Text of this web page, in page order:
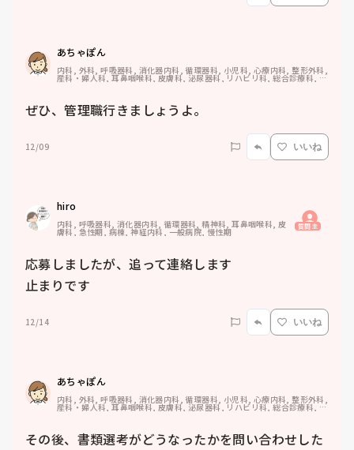
あちゃぽん
内科, 外科, 呼吸器科, 消化器内科, 循環器科, 小児科, 心療内科, 整形外科,
産科・婦人科, 耳鼻咽喉科, 皮膚科, 泌尿器科, リハビリ科, 総合診療科, 救
急科, 超急性期, ICU, CCU, HCU, その他の科, ママナース, 外来, 神経内
ペ室, 透析, 検診・健診
ぜひ、管理職行きましょうよ。
12/09 いいね
hiro
内科, 呼吸器科, 消化器内科, 循環器科, 精神科, 耳鼻咽喉科, 皮
膚科, 急性期, 病棟, 神経内科, 一般病院, 慢性期 質問主
応募しましたが、追って連絡します
止まりです
12/14 いいね
あちゃぽん
内科, 外科, 呼吸器科, 消化器内科, 循環器科, 小児科, 心療内科, 整形外科,
産科・婦人科, 耳鼻咽喉科, 皮膚科, 泌尿器科, リハビリ科, 総合診療科, 救
急科, 超急性期, ICU, CCU, HCU, その他の科, ママナース, 外来, 神経内
ペ室, 透析, 検診・健診
その後、書類選考がどうなったかを問い合わせした